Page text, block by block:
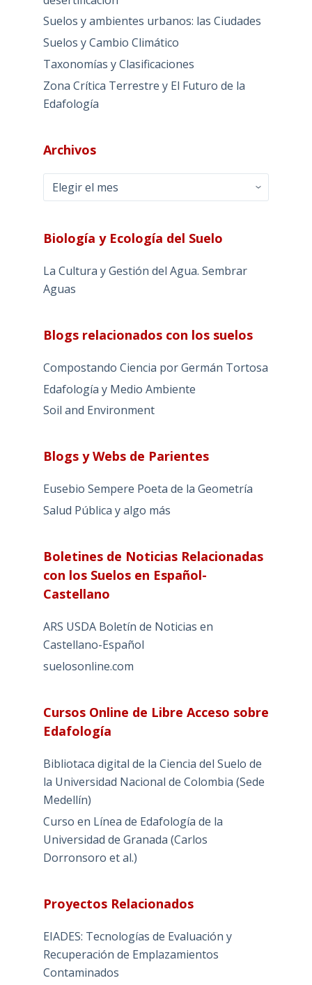
Suelos y ambientes urbanos: las Ciudades
Suelos y Cambio Climático
Taxonomías y Clasificaciones
Zona Crítica Terrestre y El Futuro de la
Edafología
Archivos
Archivos
Biología y Ecología del Suelo
La Cultura y Gestión del Agua. Sembrar
Aguas
Blogs relacionados con los suelos
Compostando Ciencia por Germán Tortosa
Edafología y Medio Ambiente
Soil and Environment
Blogs y Webs de Parientes
Eusebio Sempere Poeta de la Geometría
Salud Pública y algo más
Boletines de Noticias Relacionadas
con los Suelos en Español-
Castellano
ARS USDA Boletín de Noticias en
Castellano-Español
suelosonline.com
Cursos Online de Libre Acceso sobre
Edafología
Bibliotaca digital de la Ciencia del Suelo de
la Universidad Nacional de Colombia (Sede
Medellín)
Curso en Línea de Edafología de la
Universidad de Granada (Carlos
Dorronsoro et al.)
Proyectos Relacionados
EIADES: Tecnologías de Evaluación y
Recuperación de Emplazamientos
Contaminados